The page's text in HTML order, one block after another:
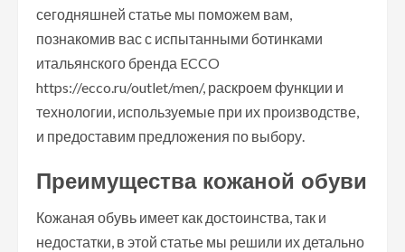
сегодняшней статье мы поможем вам,
познакомив вас с испытанными ботинками
итальянского бренда ECCO
https://ecco.ru/outlet/men/, раскроем функции и
технологии, используемые при их производстве,
и предоставим предложения по выбору.
Преимущества кожаной обуви
Кожаная обувь имеет как достоинства, так и
недостатки, в этой статье мы решили их детально